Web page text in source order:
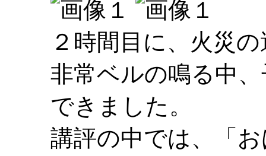
２時間目に、火災
非常ベルの鳴る中
できました。
講評の中では、「